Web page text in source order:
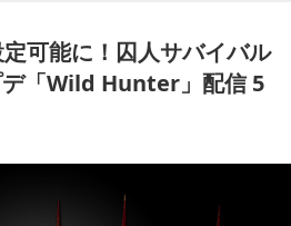
可能に！囚人サバイバル
デ「Wild Hunter」配信 5